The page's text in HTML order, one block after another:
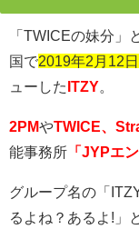
「TWICEの妹分」
国で2019年2月12日
ューした ITZY
2PMやTWICE、
能事務所 「JYPエ
グループ名の「
るよね？あるよ ! 」